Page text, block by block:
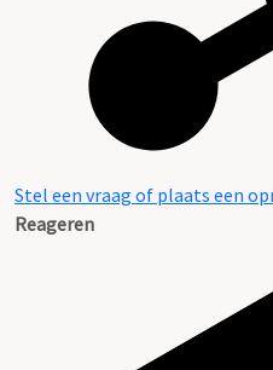
Stel een vraag of plaats een
Reageren